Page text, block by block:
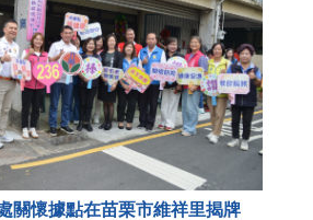
關懷據點在苗栗市維祥里揭牌